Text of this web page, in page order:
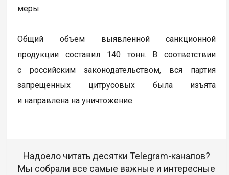
меры.
Общий объем выявленной санкционной
продукции составил 140 тонн. В соответствии
с российским законодательством, вся партия
запрещенных цитрусовых была изъята
и направлена на уничтожение.
Надоело читать десятки Telegram-каналов?
Мы собрали все самые важные и интересные